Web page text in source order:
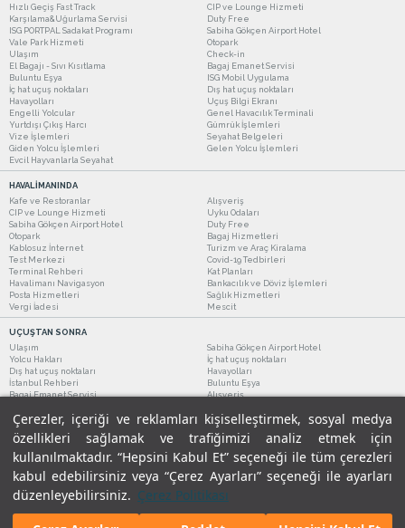
Çerezler, içeriği ve reklamları kişiselleştirmek, sosyal medya
özellikleri sağlamak ve trafiğimizi analiz etmek için
kullanılmaktadır. “Hepsini Kabul Et” seçeneği ile tüm çerezleri
kabul edebilirsiniz veya “Çerez Ayarları” seçeneği ile ayarları
düzenleyebilirsiniz. Çerez Politikası
Hızlı Geçiş Fast Track
CIP ve Lounge Hizmeti
Karşılama&Uğurlama Servisi
Duty Free
ISG PORTPAL Sadakat Programı
Sabiha Gökçen Airport Hotel
Vale Park Hizmeti
Otopark
Ulaşım
Check-in
El Bagajı - Sıvı Kısıtlama
Bagaj Emanet Servisi
Buluntu Eşya
ISG Mobil Uygulama
İç hat uçuş noktaları
Dış hat uçuş noktaları
Havayolları
Uçuş Bilgi Ekranı
Engelli Yolcular
Genel Havacılık Terminali
Yurtdışı Çıkış Harcı
Gümrük İşlemleri
Vize İşlemleri
Seyahat Belgeleri
Giden Yolcu İşlemleri
Gelen Yolcu İşlemleri
Evcil Hayvanlarla Seyahat
HAVALİMANINDA
Kafe ve Restoranlar
Alışveriş
CIP ve Lounge Hizmeti
Uyku Odaları
Sabiha Gökçen Airport Hotel
Duty Free
Otopark
Bagaj Hizmetleri
Kablosuz İnternet
Turizm ve Araç Kiralama
Test Merkezi
Covid-19 Tedbirleri
Terminal Rehberi
Kat Planları
Havalimanı Navigasyon
Bankacılık ve Döviz İşlemleri
Posta Hizmetleri
Sağlık Hizmetleri
Vergi İadesi
Mescit
UÇUŞTAN SONRA
Ulaşım
Sabiha Gökçen Airport Hotel
Yolcu Hakları
İç hat uçuş noktaları
Dış hat uçuş noktaları
Havayolları
İstanbul Rehberi
Buluntu Eşya
Bagaj Emanet Servisi
Alışveriş